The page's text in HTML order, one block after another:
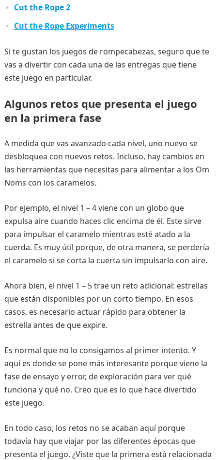
Cut the Rope 2
Cut the Rope Experiments
Si te gustan los juegos de rompecabezas, seguro que te
vas a divertir con cada una de las entregas que tiene
este juego en particular.
Algunos retos que presenta el juego
en la primera fase
A medida que vas avanzado cada nivel, uno nuevo se
desbloquea con nuevos retos. Incluso, hay cambios en
las herramientas que necesitas para alimentar a los Om
Noms con los caramelos.
Por ejemplo, el nivel 1 – 4 viene con un globo que
expulsa aire cuando haces clic encima de él. Este sirve
para impulsar el caramelo mientras esté atado a la
cuerda. Es muy útil porque, de otra manera, se perdería
el caramelo si se corta la cuerta sin impulsarlo con aire.
Ahora bien, el nivel 1 – 5 trae un reto adicional: estrellas
que están disponibles por un corto tiempo. En esos
casos, es necesario actuar rápido para obtener la
estrella antes de que expire.
Es normal que no lo consigamos al primer intento. Y
aquí es donde se pone más interesante porque viene la
fase de ensayo y error, de exploración para ver qué
funciona y qué no. Creo que es lo que hace divertido
este juego.
En todo caso, los retos no se acaban aquí porque
todavía hay que viajar por las diferentes épocas que
presenta el juego. ¿Viste que la primera está relacionada